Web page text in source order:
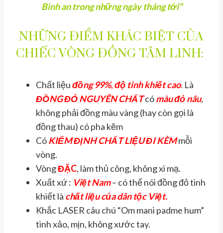
Bình an trong những ngày tháng tới“
NHỮNG ĐIỂM KHÁC BIỆT CỦA
CHIẾC VÒNG ĐỒNG TÂM LINH:
Chất liệuđồng 99%,độ tinh khiết cao. Là
ĐỒNG ĐỎ NGUYÊN CHẤTcómàu đỏ nâu,
không phải đồng màu vàng (hay còn gọi là
đồng thau) có pha kẽm
CóKIỂM ĐỊNH CHẤT LIỆUĐI KÈMmỗi
vòng.
VòngĐẶC, làm thủ công, không xi mạ.
Xuất xứ : Việt Nam– có thể nói đồng đỏ tinh
khiết là chất liệu của dân tộc Việt.
Khắc LASER câu chú “Om mani padme hum”
tinh xảo, mịn, không xước tay.